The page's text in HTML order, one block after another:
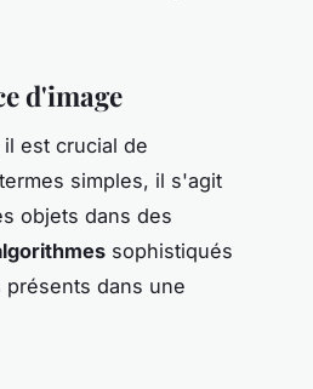
d'image
il est crucial de
simples, il s'agit
objets dans des
sophistiqués
dans une